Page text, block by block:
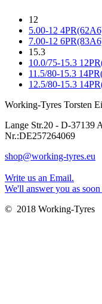
12
5.00-12
7.00-12
15.3
10.0/75-15.3
11.5/80-15.3
12.5/80-15.3
Working-Tyres Torsten
Lange Str.20 - D-37139
Nr.:DE257264069
shop@working-tyres.eu
Write us an Email.
We'll answer you as soon
© 2018 Working-Tyres